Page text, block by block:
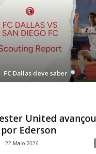
FC Dallas deve saber
United avançou
Ederson
- 22 Maio 2026